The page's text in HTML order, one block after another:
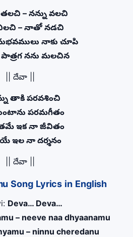
తలచి – నన్ను వలచి
– నాతో నడచి
నాకు చూపి
నను మలచిన
|| దేవా ||
తాకి పరవశించి
పరమగీతం
ఇక నా జీవితం
ఇల నా దర్శనం
|| దేవా ||
Song Lyrics in English
Deva… Deva…
– neeve naa dhyaanamu
– ninnu cheredanu